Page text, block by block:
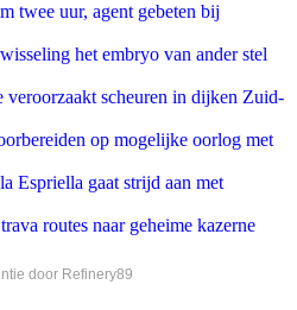
twee uur, agent gebeten bij
het embryo van ander stel
veroorzaakt scheuren in dijken Zuid-
op mogelijke oorlog met
Espriella gaat strijd aan met
routes naar geheime kazerne
door Refinery89